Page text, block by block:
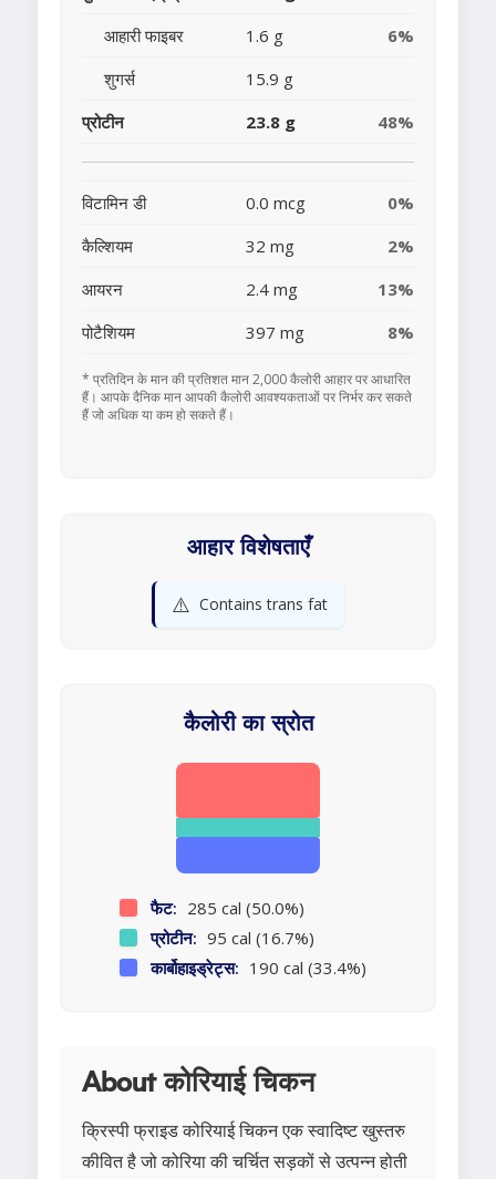
आहारी फाइबर
1.6 g
6%
शुगर्स
15.9 g
प्रोटीन
23.8 g 48%
विटामिन डी 0.0 mcg
0%
कैल्शियम
32 mg
2%
आयरन
2.4 mg
13%
पोटैशियम
397 mg 8%
* प्रतिदिन के मान की प्रतिशत मान 2,000 कैलोरी आहार पर आधारित
हैं। आपके दैनिक मान आपकी कैलोरी आवश्यकताओं पर निर्भर कर सकते
हैं जो अधिक या कम हो सकते हैं।
आहार विशेषताएँ
⚠️ Contains trans fat
कैलोरी का स्रोत
फैट: 285 cal (50.0%)
प्रोटीन: 95 cal (16.7%)
कार्बोहाइड्रेट्स: 190 cal (33.4%)
About कोरियाई चिकन
क्रिस्पी फ्राइड कोरियाई चिकन एक स्वादिष्ट खुस्तरु
कीवित है जो कोरिया की चर्चित सड़कों से उत्पन्न होती